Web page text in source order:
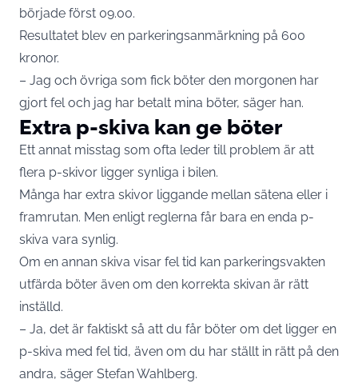
började först 09.00.
Resultatet blev en parkeringsanmärkning på 600
kronor.
– Jag och övriga som fick böter den morgonen har
gjort fel och jag har betalt mina böter, säger han.
Extra p-skiva kan ge böter
Ett annat misstag som ofta leder till problem är att
flera p-skivor ligger synliga i bilen.
Många har extra skivor liggande mellan sätena eller i
framrutan. Men enligt reglerna får bara en enda p-
skiva vara synlig.
Om en annan skiva visar fel tid kan parkeringsvakten
utfärda böter även om den korrekta skivan är rätt
inställd.
– Ja, det är faktiskt så att du får böter om det ligger en
p-skiva med fel tid, även om du har ställt in rätt på den
andra, säger Stefan Wahlberg.